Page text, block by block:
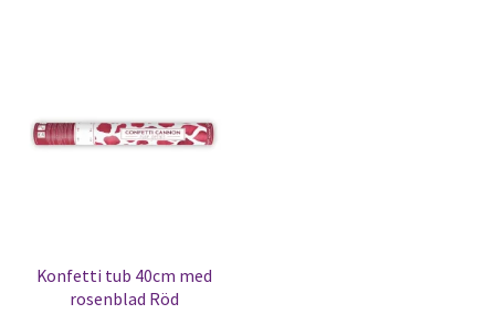
Konfetti tub 40cm med
rosenblad Röd